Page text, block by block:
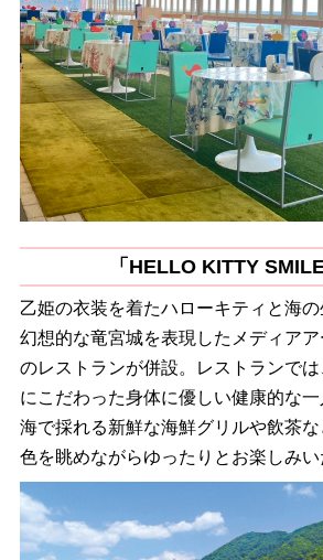
「HELLO KITTY
乙姫の衣装を着たハローキティと海
幻想的な竜宮城を表現したメディア
のレストランが併設。レストランで
にこだわった身体に優しい健康的な
海で採れる新鮮な海鮮グリルや飲茶
色を眺めながらゆったりとお楽しみい